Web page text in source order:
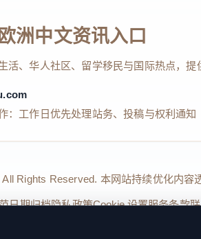
洲中文资讯入口
活、华人社区、留学移民与国际热点，
：工作日优先处理站务、投稿与权利通知
Rights Reserved. 本网站持续优化内
日期归档隐私政策Cookie 设置服务条款